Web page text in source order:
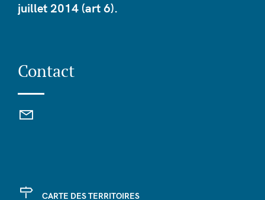
juillet 2014 (art 6).
Contact
CARTE DES TERRITOIRES